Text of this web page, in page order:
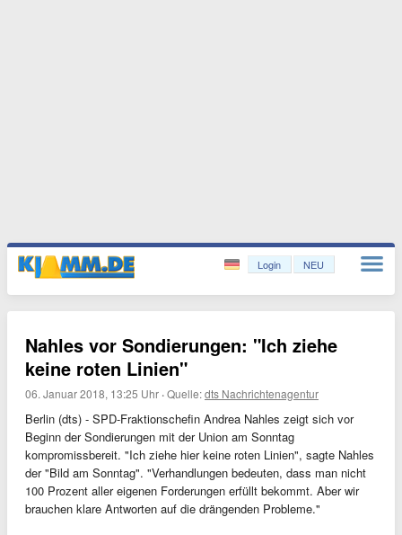
Login NEU
Nahles vor Sondierungen: "Ich ziehe
keine roten Linien"
06. Januar 2018, 13:25 Uhr ·Quelle:dts Nachrichtenagentur
Berlin (dts) - SPD-Fraktionschefin Andrea Nahles zeigt sich vor
Beginn der Sondierungen mit der Union am Sonntag
kompromissbereit. "Ich ziehe hier keine roten Linien", sagte Nahles
der "Bild am Sonntag". "Verhandlungen bedeuten, dass man nicht
100 Prozent aller eigenen Forderungen erfüllt bekommt. Aber wir
brauchen klare Antworten auf die drängenden Probleme."